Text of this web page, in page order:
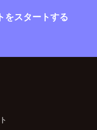
をスタートする